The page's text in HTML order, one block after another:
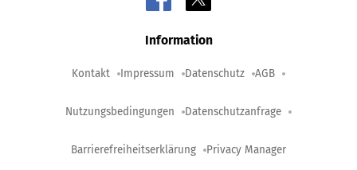
Information
Kontakt Impressum Datenschutz AGB
Nutzungsbedingungen Datenschutzanfrage
Barrierefreiheitserklärung Privacy Manager